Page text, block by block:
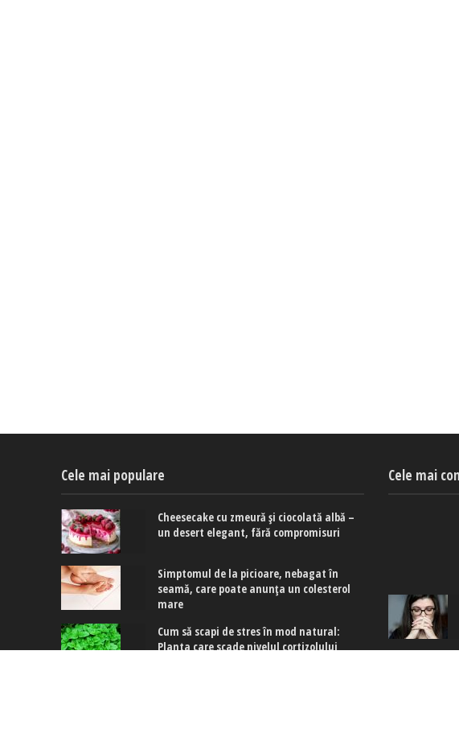
Cele mai populare
Cheesecake cu zmeură și ciocolată albă –
un desert elegant, fără compromisuri
Simptomul de la picioare, nebagat în
seamă, care poate anunța un colesterol
mare
Cum să scapi de stres în mod natural:
Planta care scade nivelul cortizolului
Cele mai